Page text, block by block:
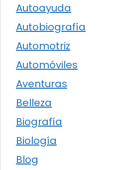
Autoayuda
Autobiografía
Automotriz
Automóviles
Aventuras
Belleza
Biografía
Biología
Blog